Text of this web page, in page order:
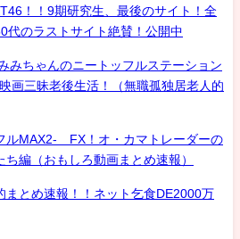
！！9期研究生、最後のサイト！全
代のラストサイト絶賛！公開中
みちゃんのニートッフルステーション
画三昧老後生活！（無職孤独居老人的
ルMAX2- FX！オ・カマトレーダーの
編（おもしろ動画まとめ速報）
まとめ速報！！ネット乞食DE2000万